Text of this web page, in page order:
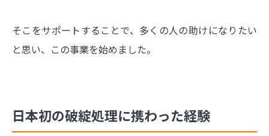
そこをサポートすることで、多くの人の助けになりたい
と思い、この事業を始めました。
日本初の破綻処理に携わった経験